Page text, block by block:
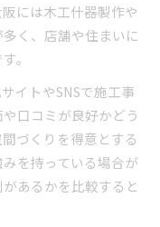
には木工什器製作や
く、店舗や住まいに
。
イトやSNSで施工事
口コミが良好かどう
づくりを得意とする
を持っている場合が
あるかを比較すると